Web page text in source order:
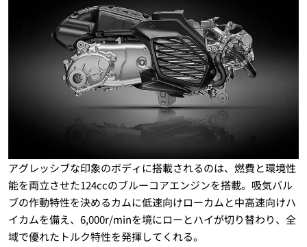
アグレッシブな印象のボディに搭載されるのは、燃費と環境性
能を両立させた124ccのブルーコアエンジンを搭載。吸気バル
ブの作動特性を決めるカムに低速向けローカムと中高速向けハ
イカムを備え、6,000r/minを境にローとハイが切り替わり、全
域で優れたトルク特性を発揮してくれる。